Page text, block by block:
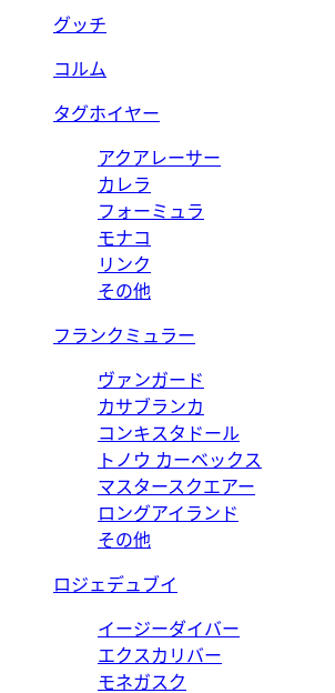
グッチ
コルム
タグホイヤー
アクアレーサー
カレラ
フォーミュラ
モナコ
リンク
その他
フランクミュラー
ヴァンガード
カサブランカ
コンキスタドール
トノウ カーベックス
マスタースクエアー
ロングアイランド
その他
ロジェデュブイ
イージーダイバー
エクスカリバー
モネガスク